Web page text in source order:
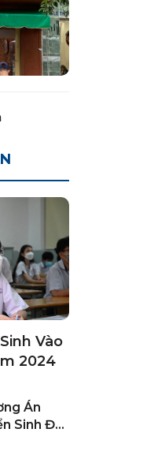
Vào
2024
Án
Sinh Đại